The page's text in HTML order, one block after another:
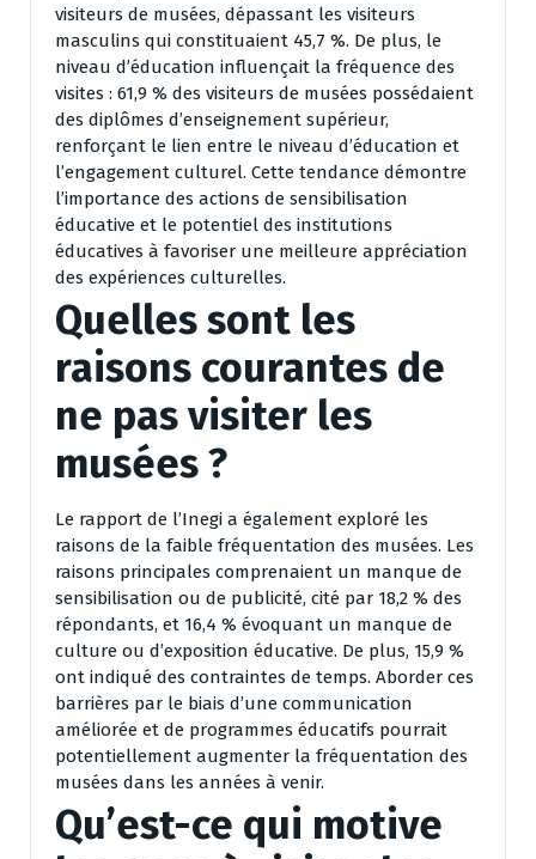
visiteurs de musées, dépassant les visiteurs
masculins qui constituaient 45,7 %. De plus, le
niveau d’éducation influençait la fréquence des
visites : 61,9 % des visiteurs de musées possédaient
des diplômes d’enseignement supérieur,
renforçant le lien entre le niveau d’éducation et
l’engagement culturel. Cette tendance démontre
l’importance des actions de sensibilisation
éducative et le potentiel des institutions
éducatives à favoriser une meilleure appréciation
des expériences culturelles.
Quelles sont les
raisons courantes de
ne pas visiter les
musées ?
Le rapport de l’Inegi a également exploré les
raisons de la faible fréquentation des musées. Les
raisons principales comprenaient un manque de
sensibilisation ou de publicité, cité par 18,2 % des
répondants, et 16,4 % évoquant un manque de
culture ou d’exposition éducative. De plus, 15,9 %
ont indiqué des contraintes de temps. Aborder ces
barrières par le biais d’une communication
améliorée et de programmes éducatifs pourrait
potentiellement augmenter la fréquentation des
musées dans les années à venir.
Qu’est-ce qui motive